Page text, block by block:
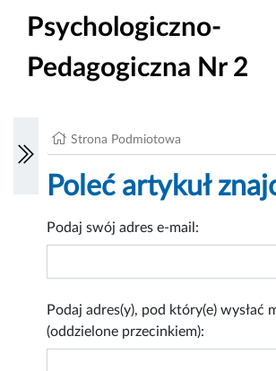
Psychologiczno-
Pedagogiczna Nr 2
Strona Podmiotowa
Poleć artykuł
Podaj swój adres e-mail:
Podaj adres(y), pod który(e) wysłać
(oddzielone przecinkiem):